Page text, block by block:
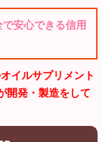
安心できる信用
イルサプリメント
開発・製造をして